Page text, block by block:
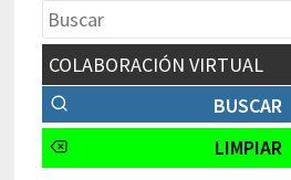
COLABORACIÓN VIRTUAL